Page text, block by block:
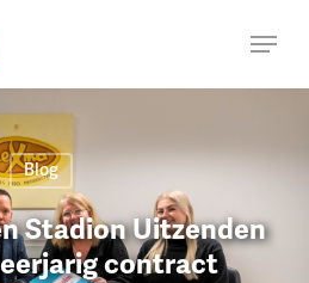
Menu
Blog
Stadion Uitzenden
contract